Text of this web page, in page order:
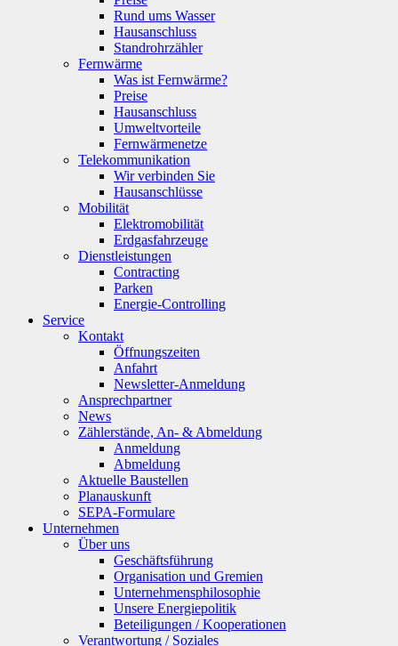
Rund ums Wasser
Hausanschluss
Standrohrzähler
Fernwärme
Was ist Fernwärme?
Preise
Hausanschluss
Umweltvorteile
Fernwärmenetze
Telekommunikation
Wir verbinden Sie
Hausanschlüsse
Mobilität
Elektromobilität
Erdgasfahrzeuge
Dienstleistungen
Contracting
Parken
Energie-Controlling
Service
Kontakt
Öffnungszeiten
Anfahrt
Newsletter-Anmeldung
Ansprechpartner
News
Zählerstände, An- & Abmeldung
Anmeldung
Abmeldung
Aktuelle Baustellen
Planauskunft
SEPA-Formulare
Unternehmen
Über uns
Geschäftsführung
Organisation und Gremien
Unternehmensphilosophie
Unsere Energiepolitik
Beteiligungen / Kooperationen
Verantwortung / Soziales